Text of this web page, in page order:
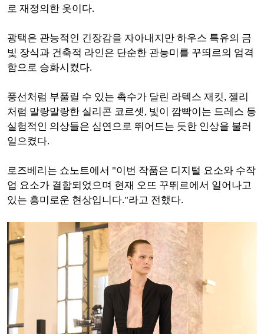
로 재정의한 옷이다.
광택은 관능적인 긴장감을 자아내지만 하우스 특유의 금
빛 장식과 건축적 라인은 단순한 관능미를 꾸띄르의 엄격
함으로 승화시켰다.
풍선처럼 부풀릴 수 있는 촉수가 달린 라텍스 재킷, 젤리
처럼 말랑말랑한 실리콘 코르셋, 빛이 깜빡이는 드레스 등
실험적인 의상들은 심연으로 뛰어드는 듯한 인상을 불러
일으켰다.
로즈베리는 쇼노트에서 "이번 작품은 디지털 요소와 수작
업 요소가 결합되었으며 현재 오뜨 꾸뛰르에서 일어나고
있는 흥미로운 현상입니다."라고 전했다.